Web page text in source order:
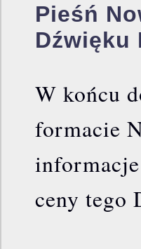
Pieśń
Dźwięku
W końcu
formacie
ceny tego